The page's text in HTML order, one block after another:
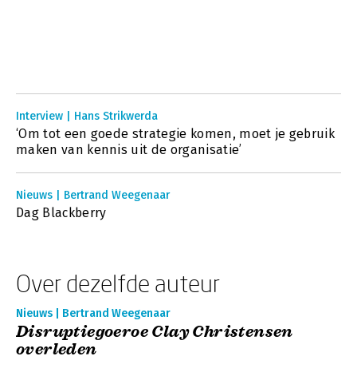
Interview | Hans Strikwerda
‘Om tot een goede strategie komen, moet je gebruik
maken van kennis uit de organisatie’
Nieuws | Bertrand Weegenaar
Dag Blackberry
Over dezelfde auteur
Nieuws | Bertrand Weegenaar
Disruptiegoeroe Clay Christensen
overleden